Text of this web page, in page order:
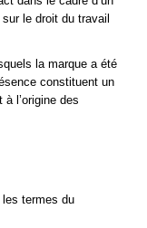
le droit du travail
la marque a été
constituent un
l’origine des
les termes du